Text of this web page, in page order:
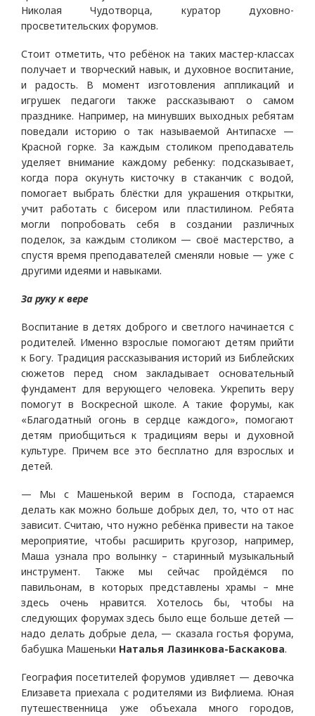
Николая Чудотворца, куратор духовно-
просветительских форумов.
Стоит отметить, что ребёнок на таких мастер-классах
получает и творческий навык, и духовное воспитание,
и радость. В момент изготовления аппликаций и
игрушек педагоги также рассказывают о самом
празднике. Например, на минувших выходных ребятам
поведали историю о так называемой Антипасхе —
Красной горке. За каждым столиком преподаватель
уделяет внимание каждому ребенку: подсказывает,
когда пора окунуть кисточку в стаканчик с водой,
помогает выбрать блёстки для украшения открытки,
учит работать с бисером или пластилином. Ребята
могли попробовать себя в создании различных
поделок, за каждым столиком — своё мастерство, а
спустя время преподавателей сменяли новые — уже с
другими идеями и навыками.
За руку к вере
Воспитание в детях доброго и светлого начинается с
родителей. Именно взрослые помогают детям прийти
к Богу. Традиция рассказывания историй из Библейских
сюжетов перед сном закладывает основательный
фундамент для верующего человека. Укрепить веру
помогут в Воскресной школе. А такие форумы, как
«Благодатный огонь в сердце каждого», помогают
детям приобщиться к традициям веры и духовной
культуре. Причем все это бесплатно для взрослых и
детей.
— Мы с Машенькой верим в Господа, стараемся
делать как можно больше добрых дел, то, что от нас
зависит. Считаю, что нужно ребёнка привести на такое
мероприятие, чтобы расширить кругозор, например,
Маша узнала про волынку – старинный музыкальный
инструмент. Также мы сейчас пройдёмся по
павильонам, в которых представлены храмы – мне
здесь очень нравится. Хотелось бы, чтобы на
следующих форумах здесь было еще больше детей —
надо делать добрые дела, — сказала гостья форума,
бабушка Машеньки Наталья Лазинкова-Баскакова.
География посетителей форумов удивляет — девочка
Елизавета приехала с родителями из Вифлиема. Юная
путешественница уже объехала много городов,